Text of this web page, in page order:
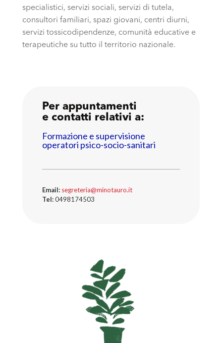
specialistici, servizi sociali, servizi di tutela,
consultori familiari, spazi giovani, centri diurni,
servizi tossicodipendenze, comunità educative e
terapeutiche su tutto il territorio nazionale.
Per appuntamenti
e contatti relativi a:
Formazione e supervisione
operatori psico-socio-sanitari
Email: segreteria@minotauro.it
Tel:0498174503